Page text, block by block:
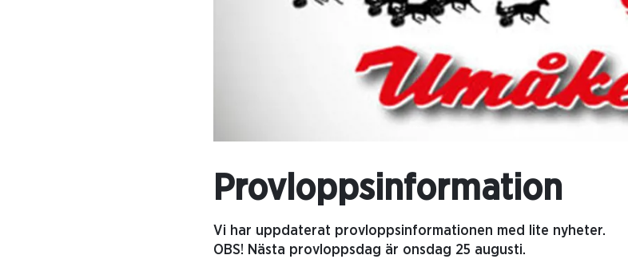
Provloppsinformation
Vi har uppdaterat provloppsinformationen med lite nyheter.
OBS! Nästa provloppsdag är onsdag 25 augusti.